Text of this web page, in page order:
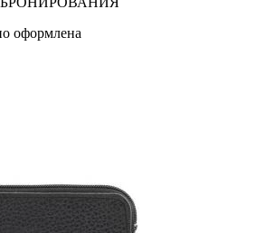
оформлена